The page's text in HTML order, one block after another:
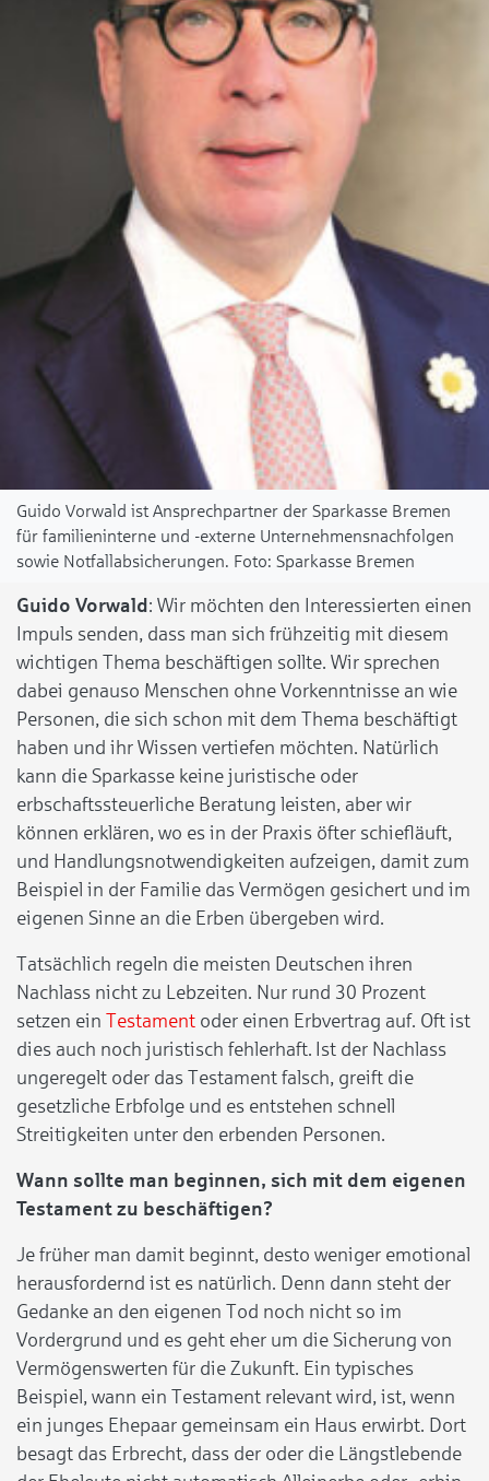
Guido Vorwald ist Ansprechpartner der Sparkasse Bremen
für familieninterne und -externe Unternehmensnachfolgen
sowie Notfallabsicherungen.
Sparkasse Bremen
Guido Vorwald: Wir möchten den Interessierten einen
Impuls senden, dass man sich frühzeitig mit diesem
wichtigen Thema beschäftigen sollte. Wir sprechen
dabei genauso Menschen ohne Vorkenntnisse an wie
Personen, die sich schon mit dem Thema beschäftigt
haben und ihr Wissen vertiefen möchten. Natürlich
kann die Sparkasse keine juristische oder
erbschaftssteuerliche Beratung leisten, aber wir
können erklären, wo es in der Praxis öfter schiefläuft,
und Handlungsnotwendigkeiten aufzeigen, damit zum
Beispiel in der Familie das Vermögen gesichert und im
eigenen Sinne an die Erben übergeben wird.
Tatsächlich regeln die meisten Deutschen ihren
Nachlass nicht zu Lebzeiten. Nur rund 30 Prozent
setzen ein Testament oder einen Erbvertrag auf. Oft ist
dies auch noch juristisch fehlerhaft. Ist der Nachlass
ungeregelt oder das Testament falsch, greift die
gesetzliche Erbfolge und es entstehen schnell
Streitigkeiten unter den erbenden Personen.
Wann sollte man beginnen, sich mit dem eigenen
Testament zu beschäftigen?
Je früher man damit beginnt, desto weniger emotional
herausfordernd ist es natürlich. Denn dann steht der
Gedanke an den eigenen Tod noch nicht so im
Vordergrund und es geht eher um die Sicherung von
Vermögenswerten für die Zukunft. Ein typisches
Beispiel, wann ein Testament relevant wird, ist, wenn
ein junges Ehepaar gemeinsam ein Haus erwirbt. Dort
besagt das Erbrecht, dass der oder die Längstlebende